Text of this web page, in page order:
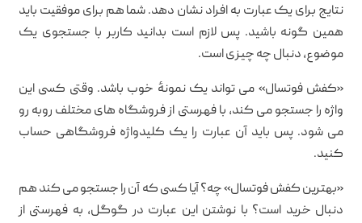
نتایج برای یک عبارت به افراد نشان دهد. شما هم برای موفقیت باید
همین گونه باشید. پس لازم است بدانید کاربر با جستجوی یک
موضوع، دنبال چه چیزی است.
«کفش فوتسال» می تواند یک نمونهٔ خوب باشد. وقتی کسی این
واژه را جستجو می کند، با فهرستی از فروشگاه های مختلف روبه رو
می شود. پس باید آن عبارت را یک کلیدواژه فروشگاهی حساب
کنید.
«بهترین کفش فوتسال» چه؟ آیا کسی که آن را جستجو می کند هم
دنبال خرید است؟ با نوشتن این عبارت در گوگل، به فهرستی از